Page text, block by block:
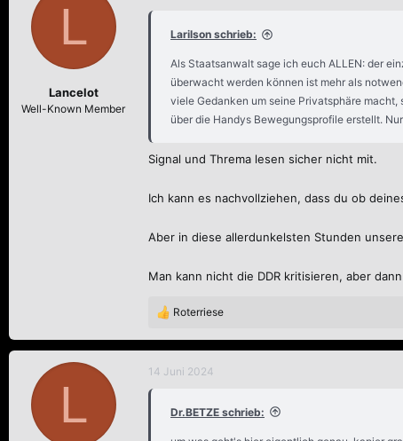
L
Lancelot
Well-Known Member
Larilson schrieb:
Als Staatsanwalt sage ich euch ALLEN: der
überwacht werden können ist mehr als
viele Gedanken um seine Privatsphäre
über die Handys Bewegungsprofile erstellt.
Signal und Threma lesen sicher nicht mit.
Ich kann es nachvollziehen, dass du ob
Aber in diese allerdunkelsten Stunden
Man kann nicht die DDR kritisieren, aber
R
a
k
Roterriese
L
14 Juni 2024
Dr.BETZE schrieb: